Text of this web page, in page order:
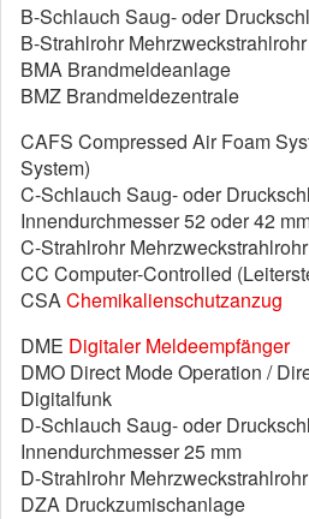
B-Schlauch Saug- oder
B-Strahlrohr
BMA Brandmeldeanlage
BMZ Brandmeldezentrale
CAFS Compressed Air Foam
System)
C-Schlauch Saug- oder
Innendurchmesser 52 oder 42
C-Strahlrohr
CC Computer-Controlled
CSAChemikalienschutzanzug
DME Digitaler Meldeempfänger
DMO Direct Mode Operation /
Digitalfunk
D-Schlauch Saug- oder
Innendurchmesser 25 mm
D-Strahlrohr
DZA Druckzumischanlage